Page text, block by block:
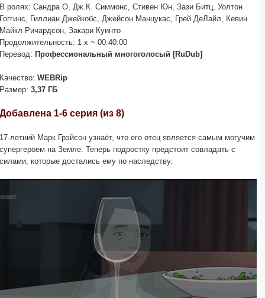
В ролях: Сандра О, Дж.К. Симмонс, Стивен Юн, Зази Битц, Уолтон
Гоггинс, Гиллиан Джейкобс, Джейсон Манцукас, Грей ДеЛайл, Кевин
Майкл Ричардсон, Закари Куинто
Продолжительность: 1 x ~ 00:40:00
Перевод: Профессиональный многоголосый [RuDub]
Качество: WEBRip
Размер: 3,37 ГБ
Добавлена 1-6 серия (из 8)
17-летний Марк Грэйсон узнаёт, что его отец является самым могучим
супергероем на Земле. Теперь подростку предстоит совладать с
силами, которые достались ему по наследству.